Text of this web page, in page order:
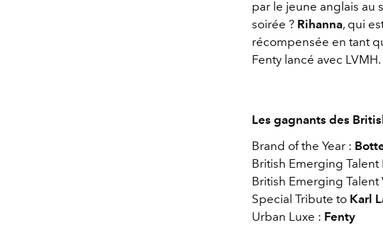
par le jeune anglais au
soirée ? Rihanna, qui
récompensée en tant
Fenty lancé avec LVMH.
Les gagnants des
Brand of the Year :
British Emerging Talent
British Emerging
Special Tribute to Karl
Urban Luxe : Fenty